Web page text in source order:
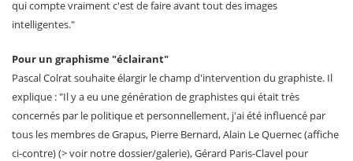
qui compte vraiment c'est de faire avant tout des images
intelligentes."
Pour un graphisme "éclairant"
Pascal Colrat souhaite élargir le champ d'intervention du graphiste. Il
explique : "Il y a eu une génération de graphistes qui était très
concernés par le politique et personnellement, j'ai été influencé par
tous les membres de Grapus, Pierre Bernard, Alain Le Quernec (affiche
ci-contre) (> voir notre dossier/galerie), Gérard Paris-Clavel pour